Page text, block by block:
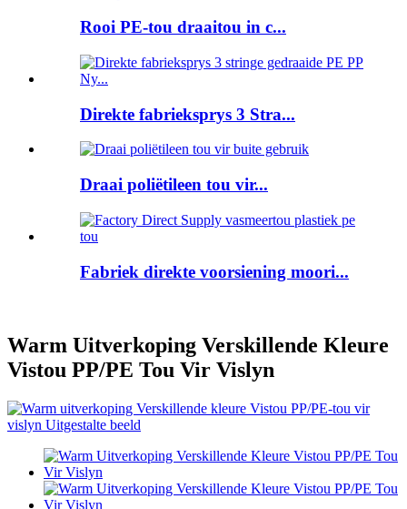
Rooi PE-tou draaitou in c...
Direkte fabrieksprys 3 Stra...
Draai poliëtileen tou vir...
Fabriek direkte voorsiening moori...
Warm Uitverkoping Verskillende Kleure
Vistou PP/PE Tou Vir Vislyn